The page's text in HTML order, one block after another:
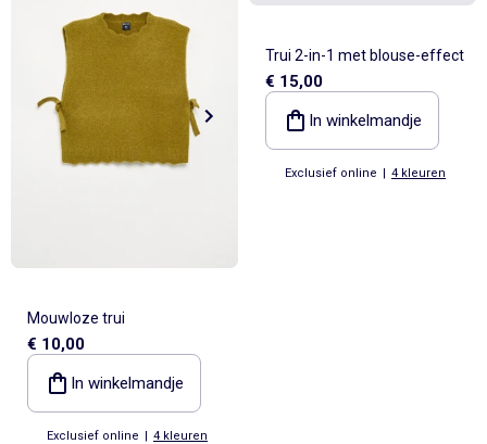
Mouwloze trui
€ 10,00
In winkelmandje
Exclusief online | 4 kleuren
Trui 2-in-1 met blouse-effect
€ 15,00
In winkelmandje
Exclusief online | 4 kleuren